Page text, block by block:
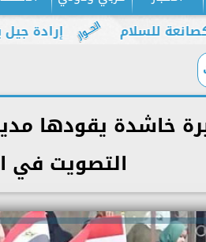
إرادة جيل يطالب
خاشدة يقودها
التصويت في